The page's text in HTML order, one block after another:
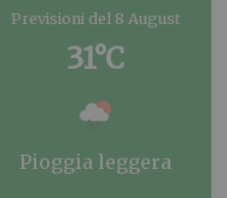
Previsioni del 8 August
31°C
pioggia leggera